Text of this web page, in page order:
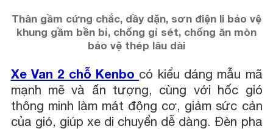
Thân gầm cứng chắc, dầy dặn, sơn điện li bảo vệ
khung gầm bền bỉ, chống gỉ sét, chống ăn mòn
bảo vệ thép lâu dài
Xe Van 2 chỗ Kenbo có kiểu dáng mẫu mã
mạnh mẽ và ấn tượng, cùng với hốc gió
thông minh làm mát động cơ, giảm sức cản
của gió, giúp xe di chuyển dễ dàng. Đèn pha